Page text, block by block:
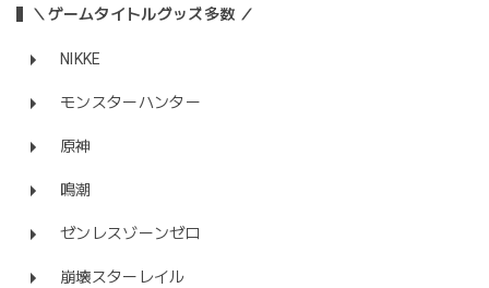
＼ゲームタイトルグッズ多数 ／
NIKKE
モンスターハンター
原神
鳴潮
ゼンレスゾーンゼロ
崩壊スターレイル